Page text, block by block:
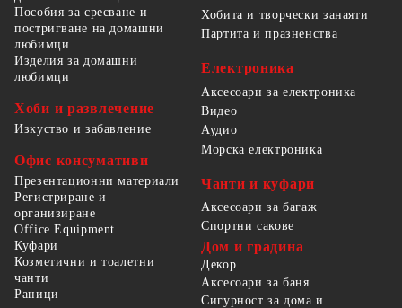
Пособия за сресване и
постригване на домашни
любимци
Изделия за домашни
любимци
Хоби и развлечение
Изкуство и забавление
Офис консумативи
Презентационни материали
Регистриране и
организиране
Office Equipment
Хобита и творчески занаяти
Партита и празненства
Електроника
Аксесоари за електроника
Видео
Аудио
Морска електроника
Чанти и куфари
Аксесоари за багаж
Спортни сакове
Куфари
Козметични и тоалетни
чанти
Раници
Дом и градина
Декор
Аксесоари за баня
Сигурност за дома и